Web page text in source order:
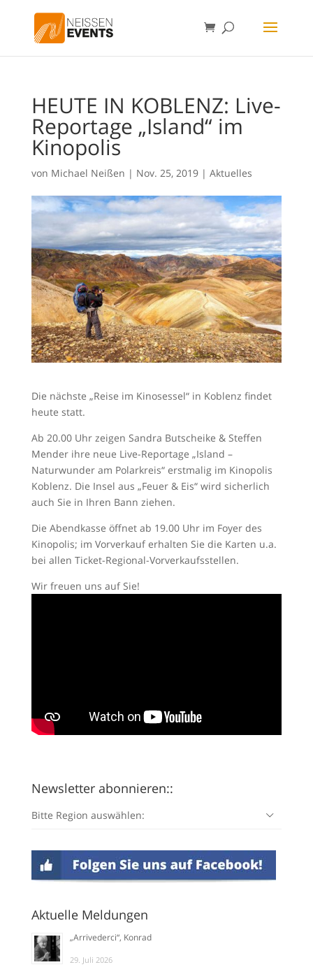
HEUTE IN KOBLENZ: Live-
Reportage „Island“ im
Kinopolis
von Michael Neißen | Nov. 25, 2019| Aktuelles
Die nächste „Reise im Kinosessel“ in Koblenz findet
heute statt.
Ab 20.00 Uhr zeigen Sandra Butscheike & Steffen
Mender ihre neue Live-Reportage „Island –
Naturwunder am Polarkreis“ erstmalig im Kinopolis
Koblenz. Die Insel aus „Feuer & Eis“ wird sicherlich
auch Sie in Ihren Bann ziehen.
Die Abendkasse öffnet ab 19.00 Uhr im Foyer des
Kinopolis; im Vorverkauf erhalten Sie die Karten u.a.
bei allen Ticket-Regional-Vorverkaufsstellen.
Wir freuen uns auf Sie!
Newsletter abonnieren::
Bitte Region auswählen:
Aktuelle Meldungen
„Arrivederci“, Konrad
29. Juli 2026